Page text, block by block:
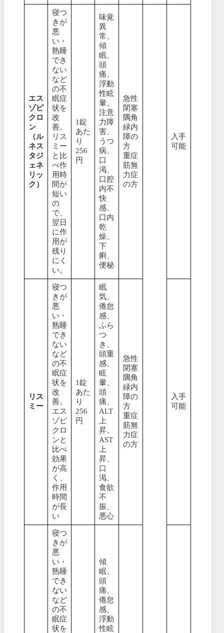
エス
ゾピ
クロ
ン
（ル
ネス
タジ
ェネ
リッ
ク）
寝つ
きが
悪
い・
熟睡
でき
ない
など
の不
眠症
状を
改
善。
リス
ミー
と比
べ作
用時
間が
短い
の
で、
翌日
に作
用が
残り
にく
い。
1錠
あた
り
256
円
味覚
異
常、
傾
眠、
頭
痛、
浮動
性眩
暈、
注意
力障
害、
うつ
病、
口
渇、
口腔
内不
快
感、
口内
乾
燥、
下
痢、
便秘
急性
閉塞
隅角
緑内
障の
方
重症
筋無
力症
の方
入手
可能
リス
ミー
寝つ
きが
悪
い・
熟睡
でき
ない
など
の不
眠症
状を
改
善。
エス
ゾピ
クロ
ンと
比べ
効果
が高
く、
作用
時間
が長
い
1錠
あた
り
256
円
眠
気、
倦怠
感、
ふら
つ
き、
頭重
感、
眩
暈、
頭
痛、
ALT
上
昇、
AST
上
昇、
口
渇、
食欲
不
振、
悪心
急性
閉塞
隅角
緑内
障の
方
重症
筋無
力症
の方
入手
可能
寝つ
きが
悪
い・
熟睡
でき
ない
など
の不
眠症
状を
傾
眠、
頭
痛、
倦怠
感、
浮動
性眩